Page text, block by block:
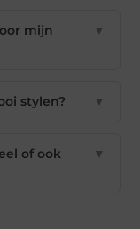
mijn
▼
stylen? ▼
of ook
▼